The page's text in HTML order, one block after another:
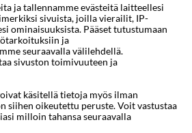
ja tallennamme evästeitä laitteellesi
sivuista, joilla vierailit, IP-
ominaisuuksista. Pääset tutustumaan
ja
seuraavalla välilehdellä.
sivuston toimivuuteen ja
käsitellä tietoja myös ilman
siihen oikeutettu peruste. Voit vastustaa
milloin tahansa seuraavalla